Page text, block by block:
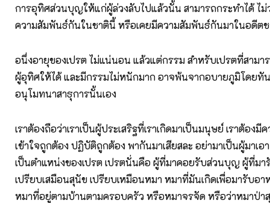
การอุทิศส่วนบุญให้แก่ผู้ล่วงลับไปแล้วนั้น สามารถกระทำได้ ไม่
ความสัมพันธ์กันในชาตินี้ หรือเคยมีความสัมพันธ์กันมาในอดีต
อนึ่งอายุของเปรต ไม่แน่นอน แล้วแต่กรรม สําหรับเปรตที่สาม
ผู้อุทิศให้ได้ และมีกรรมไม่หนักมาก อาจพ้นจากอบายภูมิโดย
อนุโมทนาสาธุการนั้นเอง
เราต้องถือว่าเราเป็นผู้ประเสริฐที่เราเกิดมาเป็นมนุษย์ เราต้องมี
เข้าใจถูกต้อง ปฏิบัติถูกต้อง พากันมาเสียสละ อย่ามาเป็นผู้มาเอ
เป็นตำแหน่งของเปรต เปรตนั่นคือ ผู้ที่มาคอยรับส่วนบุญ ผู้ที่ม
เปรียบเสมือนสุนัข เปรียบเหมือนหมา หมาที่มันเกิดเพื่อมารับอ
หมาที่อยู่ตามบ้านตามครอบครัว หรือหมาจรจัด หรือว่าหมาป่า